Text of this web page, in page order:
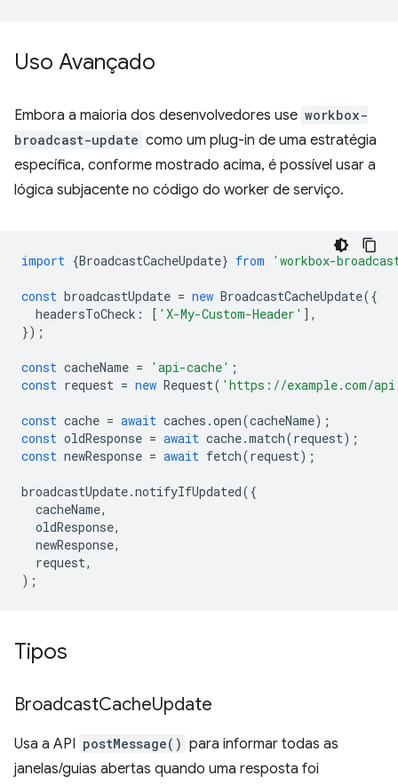
Uso Avançado
Embora a maioria dos desenvolvedores use workbox-
broadcast-update como um plug-in de uma estratégia
específica, conforme mostrado acima, é possível usar a
lógica subjacente no código do worker de serviço.
import {BroadcastCacheUpdate} from 'workbox-
const broadcastUpdate = new BroadcastCacheUpdate({
headersToCheck : [ 'X-My-Custom-Header' ],
});
const cacheName = 'api-cache' ;
const request = new Request( 'https://example.com/
const cache = await caches .open(cacheName);
const oldResponse = await cache.match(request);
const newResponse = await fetch(request);
broadcastUpdate.notifyIfUpdated({
cacheName,
oldResponse,
newResponse,
request,
);
Tipos
BroadcastCacheUpdate
Usa a API postMessage() para informar todas as
janelas/guias abertas quando uma resposta foi